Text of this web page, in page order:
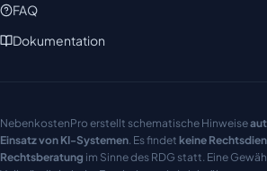
FAQ
Dokumentation
NebenkostenPro erstellt schematische Hinweise
Einsatz von KI-Systemen . Es findet keine
Rechtsberatung im Sinne des RDG statt. Eine